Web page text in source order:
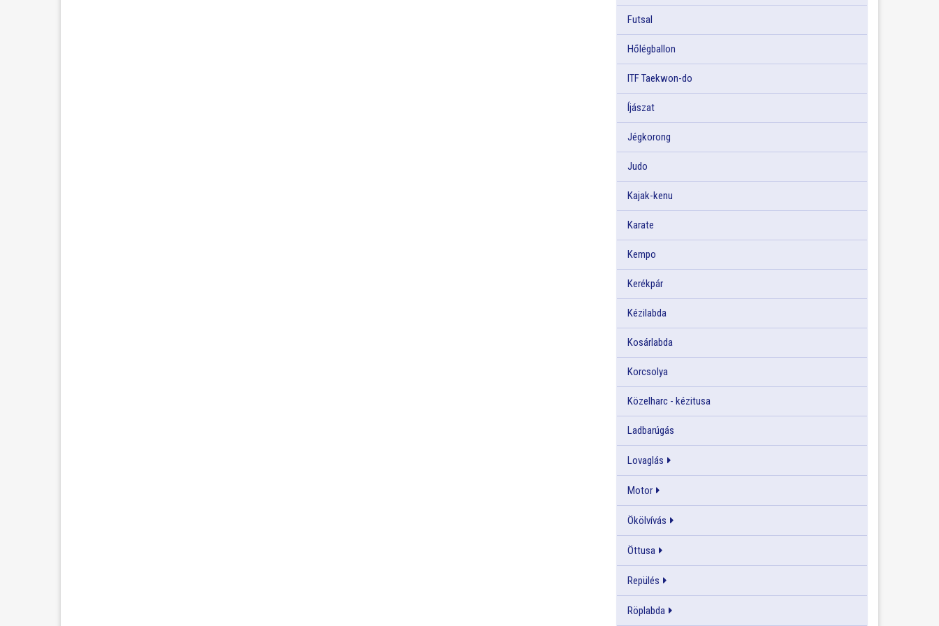
Futsal
Hőlégballon
ITF Taekwon-do
Íjászat
Jégkorong
Judo
Kajak-kenu
Karate
Kempo
Kerékpár
Kézilabda
Kosárlabda
Korcsolya
Közelharc - kézitusa
Ladbarúgás
Lovaglás
Motor
Ökölvívás
Öttusa
Repülés
Röplabda